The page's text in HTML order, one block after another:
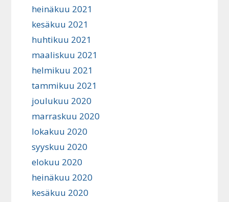
heinäkuu 2021
kesäkuu 2021
huhtikuu 2021
maaliskuu 2021
helmikuu 2021
tammikuu 2021
joulukuu 2020
marraskuu 2020
lokakuu 2020
syyskuu 2020
elokuu 2020
heinäkuu 2020
kesäkuu 2020